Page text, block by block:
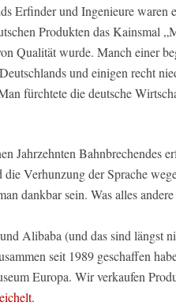
Erfinder und Ingenieure waren
Produkten das Kainsmal
Qualität wurde. Manch einer
und einigen recht
fürchtete die deutsche
Jahrzehnten Bahnbrechendes
Verhunzung der Sprache
dankbar sein. Was alles
Alibaba (und das sind längst
seit 1989 geschaffen
Europa. Wir verkaufen